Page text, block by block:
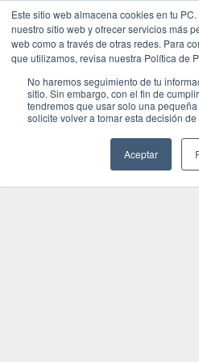
Este sitio web almacena cookies en tu
nuestro sitio web y ofrecer servicios más
web como a través de otras redes. Para
que utilizamos, revisa nuestra Política de
No haremos seguimiento de tu
sitio. Sin embargo, con el fin de
tendremos que usar solo una
solicite volver a tomar esta decisión de
Aceptar